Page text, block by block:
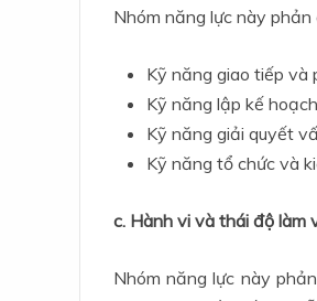
Nhóm năng lực này
Kỹ năng giao tiếp và
Kỹ năng lập kế
Kỹ năng giải quyết
Kỹ năng tổ chức và
c. Hành vi và thái độ làm
Nhóm năng lực này